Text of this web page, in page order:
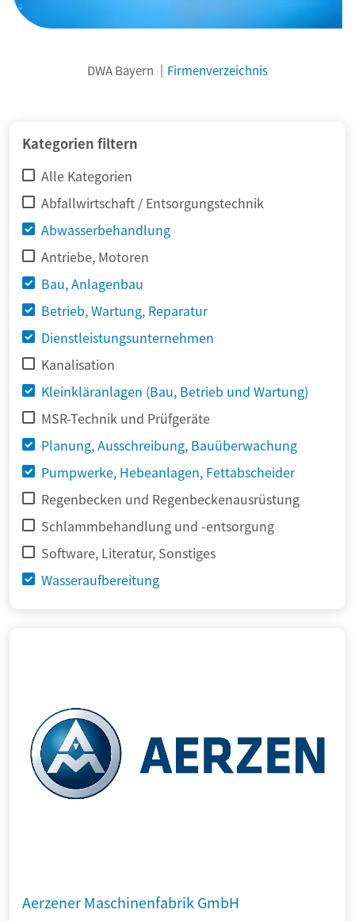
DWA Bayern Firmenverzeichnis
Kategorien filtern
Alle Kategorien
Abfallwirtschaft / Entsorgungstechnik
Abwasserbehandlung
Antriebe, Motoren
Bau, Anlagenbau
Betrieb, Wartung, Reparatur
Dienstleistungsunternehmen
Kanalisation
Kleinkläranlagen (Bau, Betrieb und Wartung)
MSR-Technik und Prüfgeräte
Planung, Ausschreibung, Bauüberwachung
Pumpwerke, Hebeanlagen, Fettabscheider
Regenbecken und Regenbeckenausrüstung
Schlammbehandlung und -entsorgung
Software, Literatur, Sonstiges
Wasseraufbereitung
Aerzener Maschinenfabrik GmbH